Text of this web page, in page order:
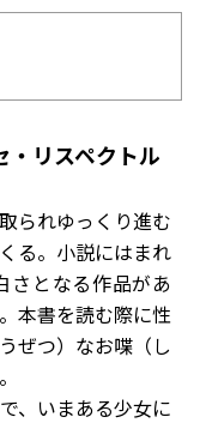
リスペクトル
られゆっくり進む
――。小説にはまれ
さとなる作品があ
本書を読む際に性
ぜつ）なお喋（し
、いまある少女に